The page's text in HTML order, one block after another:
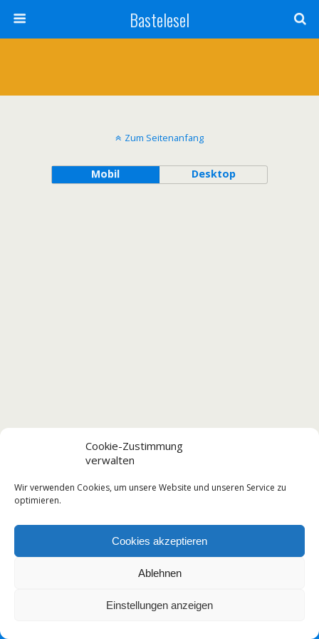
Cookie-Zustimmung
verwalten
Wir verwenden Cookies, um unsere Website und unseren Service zu
optimieren.
Cookies akzeptieren
Ablehnen
Einstellungen anzeigen
Bastelesel
Zum Seitenanfang
Mobil Desktop